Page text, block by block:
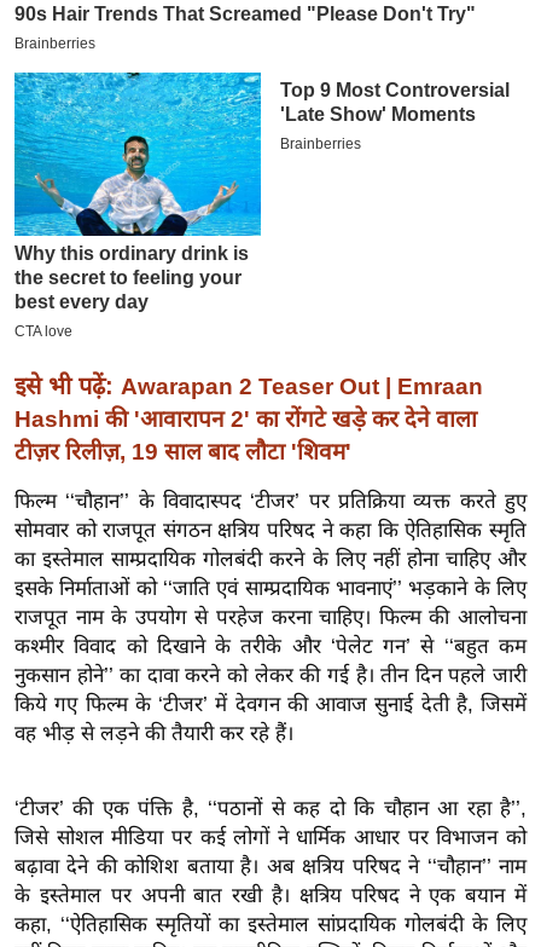
क्रा
इ
म
ई
-
पे
र
मि
सा
ल
बे
मि
सा
ल
श
ख्सि
य
त
यं
ग
इं
सा
हि
त्य
ज
इसे भी पढ़ें: Awarapan 2 Teaser Out | Emraan
Hashmi की 'आवारापन 2' का रोंगटे खड़े कर देने वाला
टीज़र रिलीज़, 19 साल बाद लौटा 'शिवम'
फिल्म ‘‘चौहान’’ के विवादास्पद ‘टीजर’ पर प्रतिक्रिया व्यक्त करते हुए
सोमवार को राजपूत संगठन क्षत्रिय परिषद ने कहा कि ऐतिहासिक स्मृति
का इस्तेमाल साम्प्रदायिक गोलबंदी करने के लिए नहीं होना चाहिए और
इसके निर्माताओं को ‘‘जाति एवं साम्प्रदायिक भावनाएं’’ भड़काने के लिए
राजपूत नाम के उपयोग से परहेज करना चाहिए। फिल्म की आलोचना
कश्मीर विवाद को दिखाने के तरीके और ‘पेलेट गन’ से ‘‘बहुत कम
नुकसान होने’’ का दावा करने को लेकर की गई है। तीन दिन पहले जारी
किये गए फिल्म के ‘टीजर’ में देवगन की आवाज सुनाई देती है, जिसमें
वह भीड़ से लड़ने की तैयारी कर रहे हैं।
‘टीजर’ की एक पंक्ति है, ‘‘पठानों से कह दो कि चौहान आ रहा है’’,
जिसे सोशल मीडिया पर कई लोगों ने धार्मिक आधार पर विभाजन को
बढ़ावा देने की कोशिश बताया है। अब क्षत्रिय परिषद ने ‘‘चौहान’’ नाम
के इस्तेमाल पर अपनी बात रखी है। क्षत्रिय परिषद ने एक बयान में
कहा, ‘‘ऐतिहासिक स्मृतियों का इस्तेमाल सांप्रदायिक गोलबंदी के लिए